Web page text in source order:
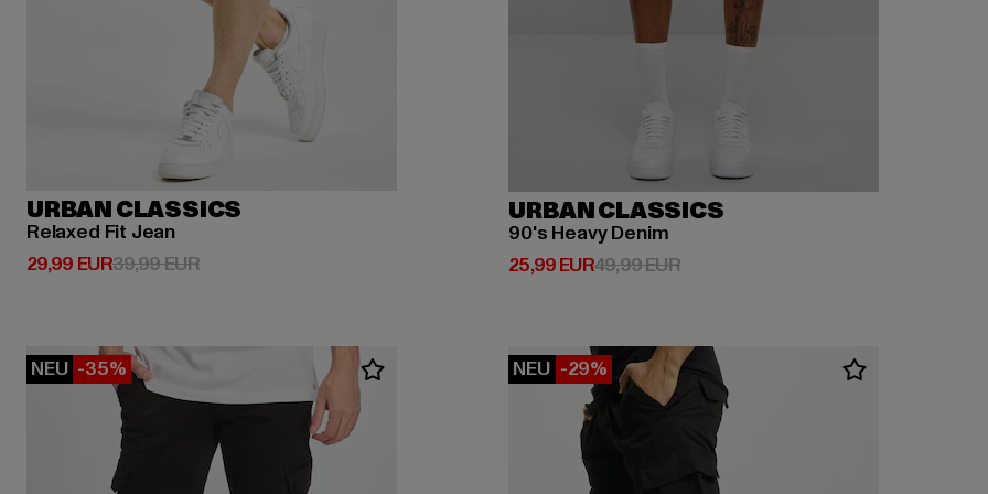
URBAN CLASSICS
Relaxed Fit Jean
29,99 EUR
Derzeitiger Preis: 29,99 EUR
39,99 EURAktionspreis: 39,99 EUR
URBAN CLASSICS
90's Heavy Denim
25,99 EUR
Derzeitiger Preis: 25,99 EUR
49,99 EURAktionspreis: 49,99 EUR
NEU -35% NEU -29%